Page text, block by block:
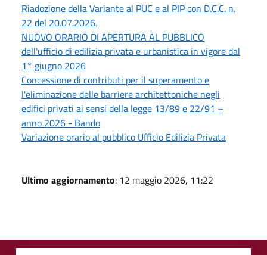
Riadozione della Variante al PUC e al PIP con D.C.C. n.
22 del 20.07.2026.
NUOVO ORARIO DI APERTURA AL PUBBLICO
dell'ufficio di edilizia privata e urbanistica in vigore dal
1° giugno 2026
Concessione di contributi per il superamento e
l'eliminazione delle barriere architettoniche negli
edifici privati ai sensi della legge 13/89 e 22/91 –
anno 2026 - Bando
Variazione orario al pubblico Ufficio Edilizia Privata
Ultimo aggiornamento: 12 maggio 2026, 11:22